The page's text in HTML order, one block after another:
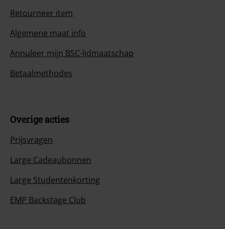
Retourneer item
Algemene maat info
Annuleer mijn BSC-lidmaatschap
Betaalmethodes
Overige acties
Prijsvragen
Large Cadeaubonnen
Large Studentenkorting
EMP Backstage Club